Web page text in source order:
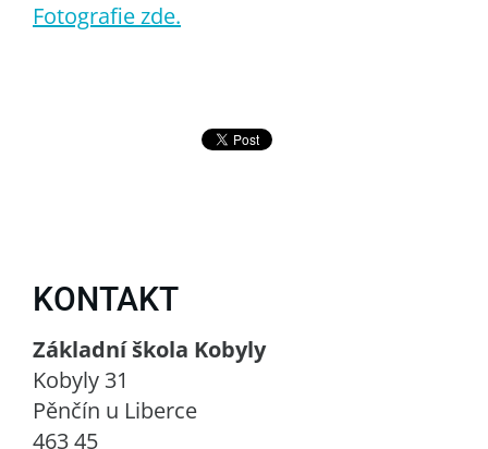
Fotografie zde.
KONTAKT
Základní škola Kobyly
Kobyly 31
Pěnčín u Liberce
463 45